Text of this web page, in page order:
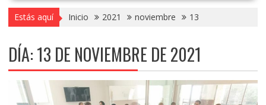
Estás aquí Inicio 2021 noviembre 13
DÍA:13 DE NOVIEMBRE DE 2021